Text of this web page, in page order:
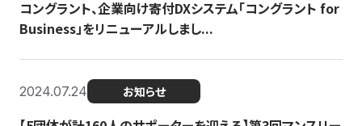
コングラント、企業向け寄付DXシステム「コングラント for
Business」をリニューアルしまし...
2024.07.24 お知らせ